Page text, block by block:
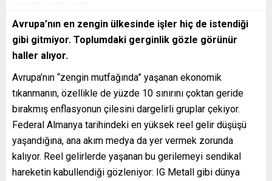
Avrupa’nın en zengin ülkesinde işler hiç de istendiği
gibi gitmiyor. Toplumdaki gerginlik gözle görünür
haller alıyor.
Avrupa’nın “zengin mutfağında” yaşanan ekonomik
tıkanmanın, özellikle de yüzde 10 sınırını çoktan geride
bırakmış enflasyonun çilesini dargelirli gruplar çekiyor.
Federal Almanya tarihindeki en yüksek reel gelir düşüşü
yaşandığına, ana akım medya da yer vermek zorunda
kalıyor. Reel gelirlerde yaşanan bu gerilemeyi sendikal
hareketin kabullendiği gözleniyor: IG Metall gibi dünya